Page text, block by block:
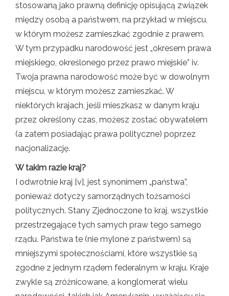
stosowaną jako prawną definicję opisującą związek
między osobą a państwem, na przykład w miejscu,
w którym możesz zamieszkać zgodnie z prawem.
W tym przypadku narodowość jest „okresem prawa
miejskiego, określonego przez prawo miejskie” iv.
Twoja prawna narodowość może być w dowolnym
miejscu, w którym możesz zamieszkać. W
niektórych krajach, jeśli mieszkasz w danym kraju
przez określony czas, możesz zostać obywatelem
(a zatem posiadając prawa polityczne) poprzez
nacjonalizację.
W takim razie kraj?
I odwrotnie kraj [v], jest synonimem „państwa”,
ponieważ dotyczy samorządnych tożsamości
politycznych. Stany Zjednoczone to kraj, wszystkie
przestrzegające tych samych praw tego samego
rządu. Państwa te (nie mylone z państwem) są
mniejszymi społecznościami, które wszystkie są
zgodne z jednym rządem federalnym w kraju. Kraje
zwykle są zróżnicowane, a konglomerat wielu